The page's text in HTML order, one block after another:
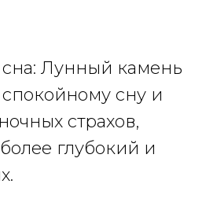
Лунный камень
спокойному сну и
страхов,
глубокий и